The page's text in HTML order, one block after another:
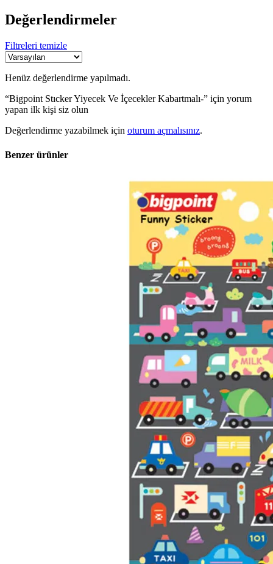
Değerlendirmeler
Filtreleri temizle
Henüz değerlendirme yapılmadı.
“Bigpoint Stıcker Yiyecek Ve İçecekler Kabartmalı-” için yorum
yapan ilk kişi siz olun
Değerlendirme yazabilmek için oturum açmalısınız.
Benzer ürünler